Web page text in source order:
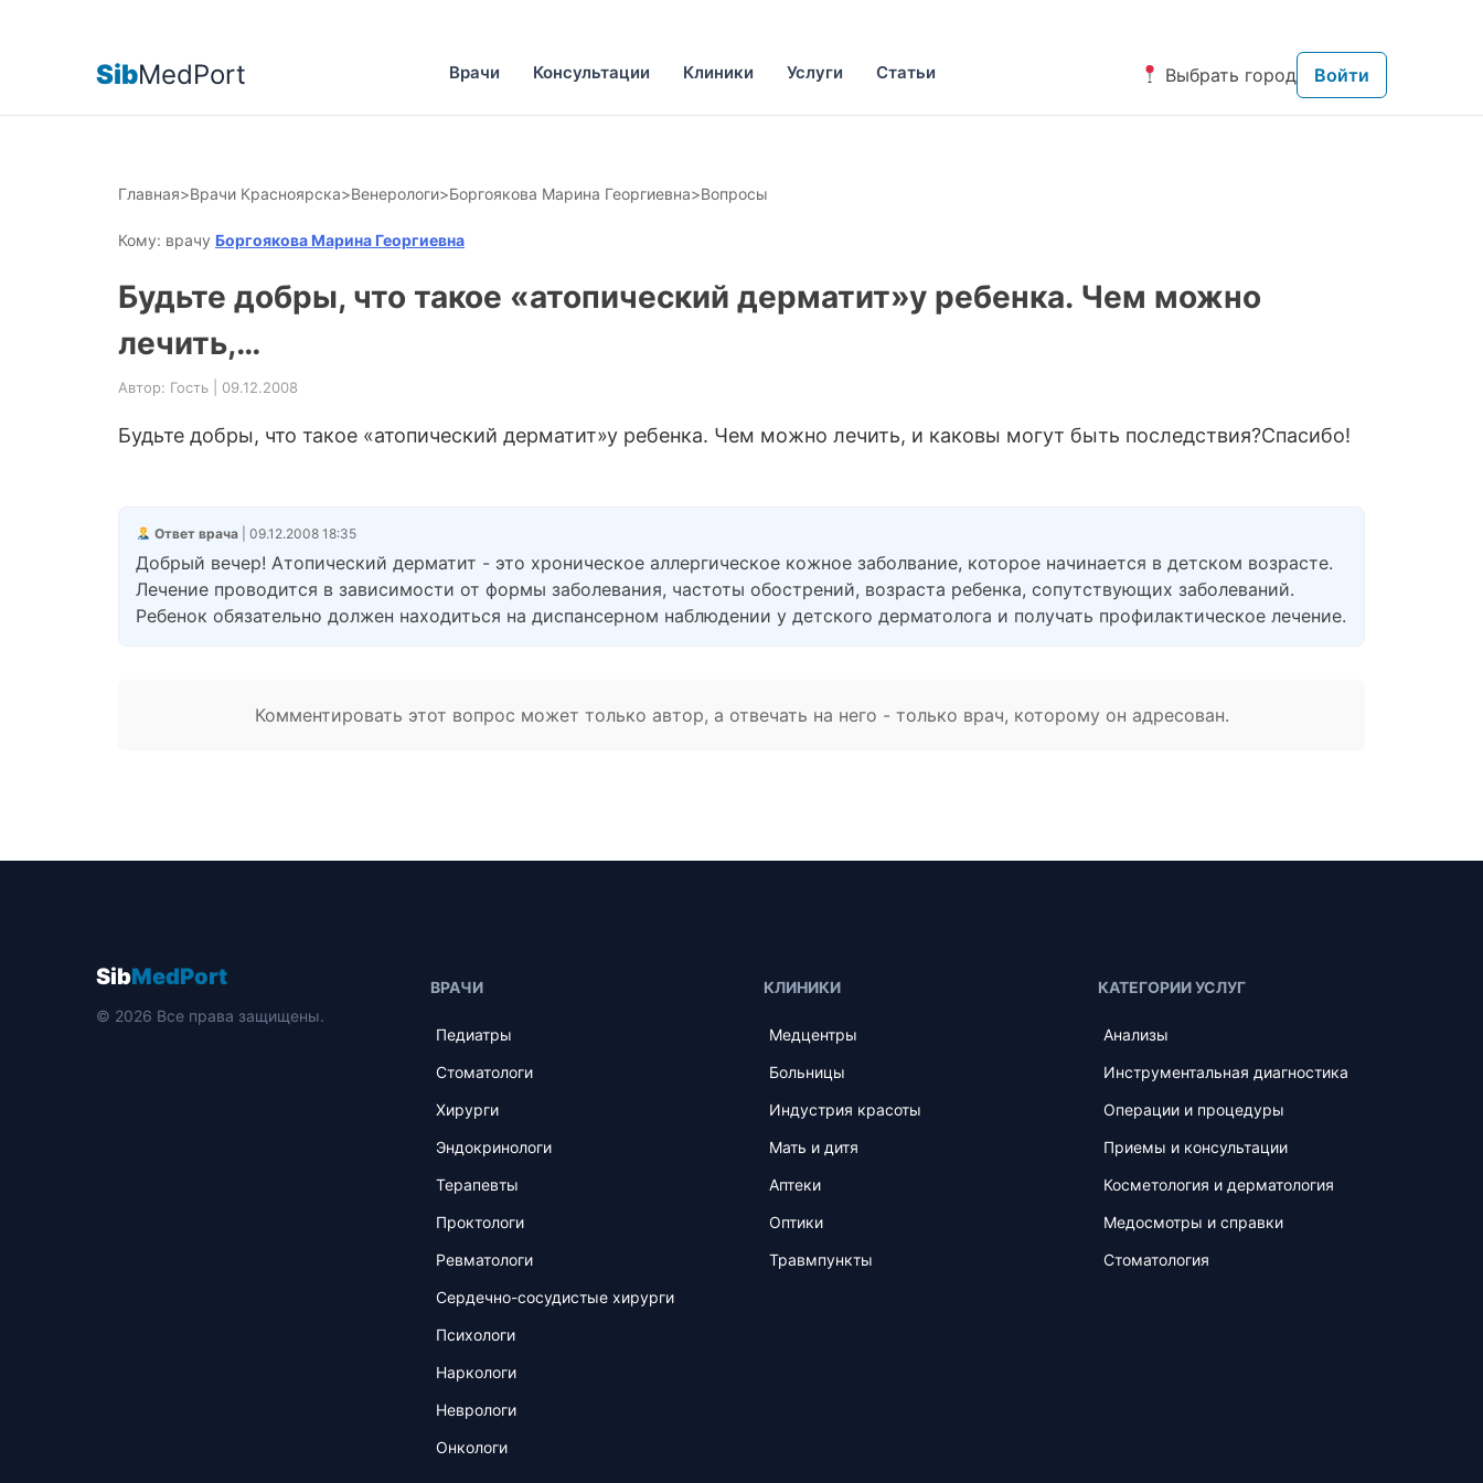
SibMedPort Врачи Консультации Клиники Услуги Статьи Выбрать город Войти
Главная>Врачи Красноярска>Венерологи>Боргоякова Марина Георгиевна>Вопросы
Кому: врачу Боргоякова Марина Георгиевна
Будьте добры, что такое «атопический дерматит»у ребенка. Чем можно
лечить,…
Автор: Гость | 09.12.2008
Будьте добры, что такое «атопический дерматит»у ребенка. Чем можно лечить, и каковы могут быть последствия?Спасибо!
Ответ врача| 09.12.2008 18:35
Добрый вечер! Атопический дерматит - это хроническое аллергическое кожное заболвание, которое начинается в детском возрасте.
Лечение проводится в зависимости от формы заболевания, частоты обострений, возраста ребенка, сопутствующих заболеваний.
Ребенок обязательно должен находиться на диспансерном наблюдении у детского дерматолога и получать профилактическое лечение.
Комментировать этот вопрос может только автор, а отвечать на него - только врач, которому он адресован.
SibMedPort
© 2026 Все права защищены.
ВРАЧИ
Педиатры
Стоматологи
Хирурги
Эндокринологи
Терапевты
Проктологи
Ревматологи
Сердечно-сосудистые хирурги
Психологи
Наркологи
Неврологи
Онкологи
КЛИНИКИ
Медцентры
Больницы
Индустрия красоты
Мать и дитя
Аптеки
Оптики
Травмпункты
КАТЕГОРИИ УСЛУГ
Анализы
Инструментальная диагностика
Операции и процедуры
Приемы и консультации
Косметология и дерматология
Медосмотры и справки
Стоматология